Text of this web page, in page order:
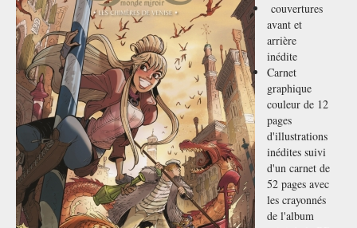
couvertures
avant et
arrière
inédite
Carnet
graphique
couleur de 12
pages
d'illustrations
inédites suivi
d'un carnet de
52 pages avec
les crayonnés
de l'album